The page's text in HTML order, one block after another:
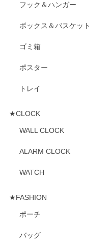
フック＆ハンガー
ボックス＆バスケット
ゴミ箱
ポスター
トレイ
★CLOCK
WALL CLOCK
ALARM CLOCK
WATCH
★FASHION
ポーチ
バッグ